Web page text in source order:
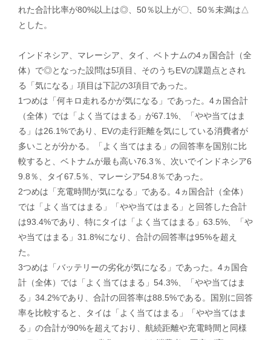
れた合計比率が80%以上は◎、50％以上が〇、50％未満は△
とした。
インドネシア、マレーシア、タイ、ベトナムの4ヵ国合計（全
体）で◎となった設問は5項目、そのうちEVの課題点とされ
る「気になる」項目は下記の3項目であった。
1つめは「何キロ走れるかが気になる」であった。4ヵ国合計
（全体）では「よく当てはまる」が67.1%、「やや当てはま
る」は26.1%であり、EVの走行距離を気にしている消費者が
多いことが分かる。「よく当てはまる」の回答率を国別に比
較すると、ベトナムが最も高い76.3％、次いでインドネシア6
9.8％、タイ67.5％、マレーシア54.8％であった。
2つめは「充電時間が気になる」である。4ヵ国合計（全体）
では「よく当てはまる」「やや当てはまる」と回答した合計
は93.4%であり、特にタイは「よく当てはまる」63.5%、「や
や当てはまる」31.8%になり、合計の回答率は95%を超え
た。
3つめは「バッテリーの劣化が気になる」であった。4ヵ国合
計（全体）では「よく当てはまる」54.3%、「やや当てはま
る」34.2%であり、合計の回答率は88.5%である。国別に回答
率を比較すると、タイは「よく当てはまる」「やや当てはま
る」の合計が90%を超えており、航続距離や充電時間と同様